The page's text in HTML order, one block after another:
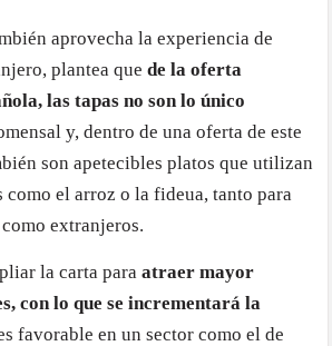
aprovecha la experiencia de
plantea quede la oferta
las tapas no son lo único
y, dentro de una oferta de este
son apetecibles platos que utilizan
el arroz o la fideua, tanto para
extranjeros.
la carta paraatraer mayor
con lo que se incrementará la
favorable en un sector como el de